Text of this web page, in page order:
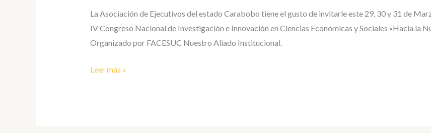
La Asociación de Ejecutivos del estado Carabobo tiene el gusto de invitarle este 29, 30 y 31 de
IV Congreso Nacional de Investigación e Innovación en Ciencias Económicas y Sociales «Hacia la
Organizado por FACESUC Nuestro Aliado Institucional.
Innovación
en
Ciencias
yLeer más »